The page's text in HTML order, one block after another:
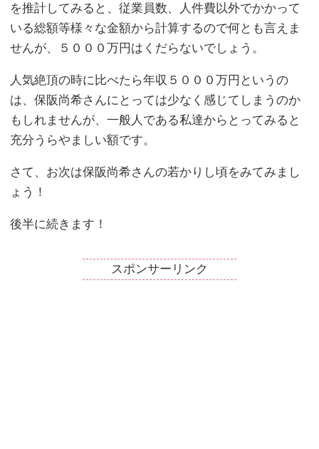
を推計してみると、従業員数、人件費以外でかかって
いる総額等様々な金額から計算するので何とも言えま
せんが、５０００万円はくだらないでしょう。
人気絶頂の時に比べたら年収５０００万円というの
は、保阪尚希さんにとっては少なく感じてしまうのか
もしれませんが、一般人である私達からとってみると
充分うらやましい額です。
さて、お次は保阪尚希さんの若かりし頃をみてみまし
ょう！
後半に続きます！
スポンサーリンク